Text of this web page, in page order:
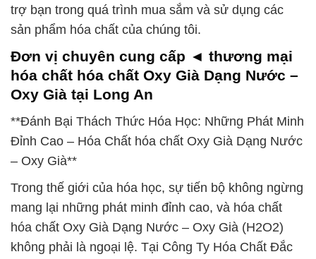
trợ bạn trong quá trình mua sắm và sử dụng các
sản phẩm hóa chất của chúng tôi.
Đơn vị chuyên cung cấp ◄ thương mại
hóa chất hóa chất Oxy Già Dạng Nước –
Oxy Già tại Long An
**Đánh Bại Thách Thức Hóa Học: Những Phát Minh
Đỉnh Cao – Hóa Chất hóa chất Oxy Già Dạng Nước
– Oxy Già**
Trong thế giới của hóa học, sự tiến bộ không ngừng
mang lại những phát minh đỉnh cao, và hóa chất
hóa chất Oxy Già Dạng Nước – Oxy Già (H2O2)
không phải là ngoại lệ. Tại Công Ty Hóa Chất Đắc